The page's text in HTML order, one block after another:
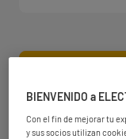
1
BIENVENIDO a
Con el fin de mejorar tu
y sus socios utilizan